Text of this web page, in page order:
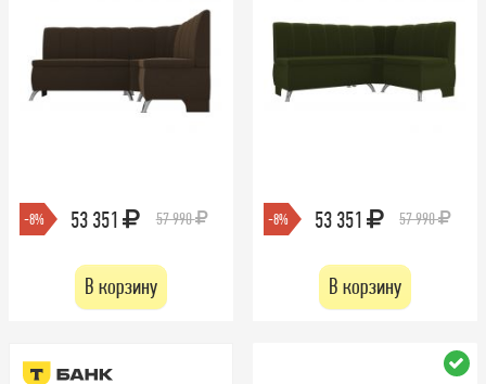
-8% 53 351 57 990
В корзину
-8% 53 351 57 990
В корзину